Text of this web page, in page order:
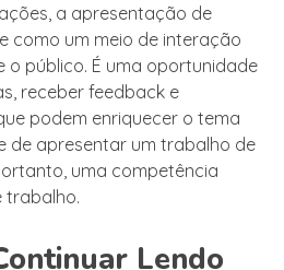
a apresentação de
como um meio de interação
o público. É uma oportunidade
receber feedback e
podem enriquecer o tema
de apresentar um trabalho de
uma competência
trabalho.
Lendo